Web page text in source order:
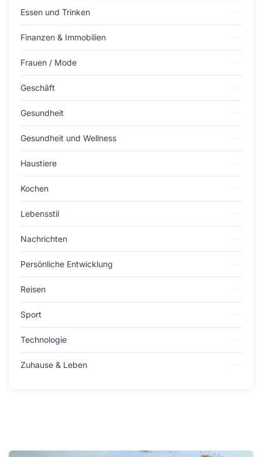
Essen und Trinken
Finanzen & Immobilien
Frauen / Mode
Geschäft
Gesundheit
Gesundheit und Wellness
Haustiere
Kochen
Lebensstil
Nachrichten
Persönliche Entwicklung
Reisen
Sport
Technologie
Zuhause & Leben